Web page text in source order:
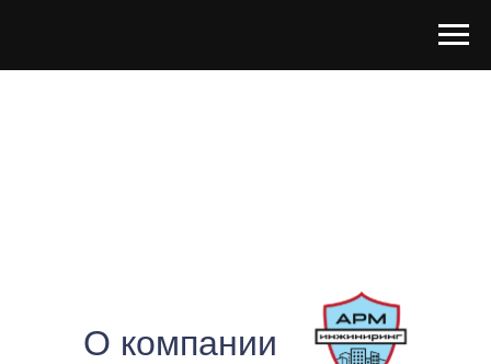
О компании